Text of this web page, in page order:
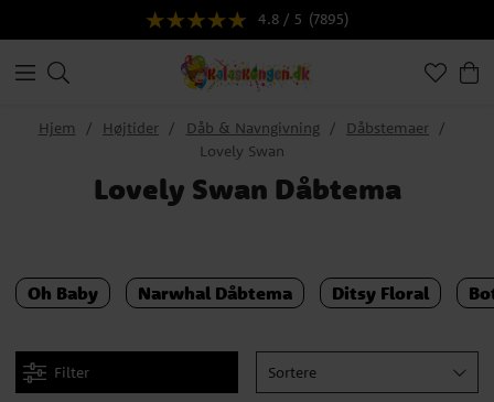
4.8 / 5 (7895)
Hjem Højtider Dåb & Navngivning
Dåbstemaer
Lovely Swan
Lovely Swan Dåbtema
Oh Baby Narwhal Dåbtema Ditsy Floral
Filter Sortere